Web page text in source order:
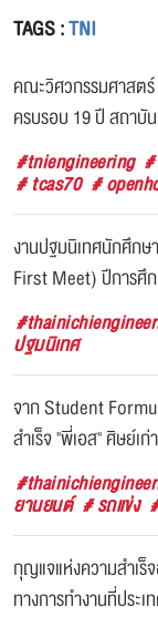
TAGS :TNI
คณะวิศวกรรมศาสต
ครบรอบ 19 ปี สถาบั
#tniengineering
# tcas70 #
งานปฐมนิเทศนักศึก
First Meet) ปีการศึ
ปฐมนิเทศ
จาก Student
สำเร็จ "พี่เอส" ศิษย์เ
ยานยนต์ # รถแข่ง
กุญแจแห่งความสำเ
ทางการทำงานที่ประ